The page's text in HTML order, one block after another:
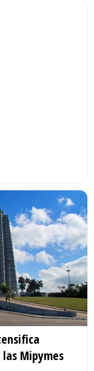
Mipymes